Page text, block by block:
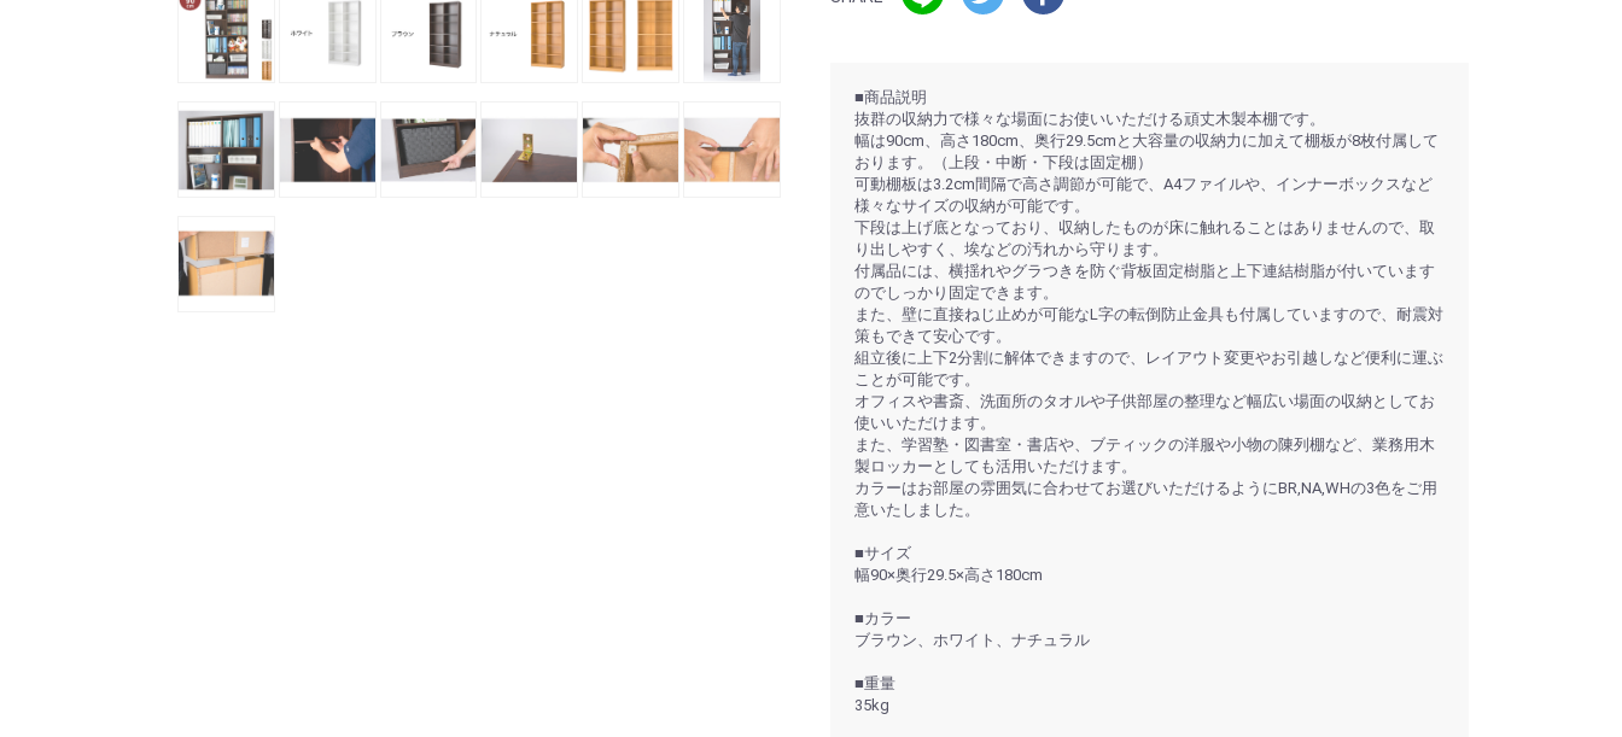
■商品説明
抜群の収納力で様々な場面にお使いいただける頑丈木製本棚です。
幅は90cm、高さ180cm、奥行29.5cmと大容量の収納力に加えて棚板が8枚付属して
おります。（上段・中断・下段は固定棚）
可動棚板は3.2cm間隔で高さ調節が可能で、A4ファイルや、インナーボックスなど
様々なサイズの収納が可能です。
下段は上げ底となっており、収納したものが床に触れることはありませんので、取
り出しやすく、埃などの汚れから守ります。
付属品には、横揺れやグラつきを防ぐ背板固定樹脂と上下連結樹脂が付いています
のでしっかり固定できます。
また、壁に直接ねじ止めが可能なL字の転倒防止金具も付属していますので、耐震対
策もできて安心です。
組立後に上下2分割に解体できますので、レイアウト変更やお引越しなど便利に運ぶ
ことが可能です。
オフィスや書斎、洗面所のタオルや子供部屋の整理など幅広い場面の収納としてお
使いいただけます。
また、学習塾・図書室・書店や、ブティックの洋服や小物の陳列棚など、業務用木
製ロッカーとしても活用いただけます。
カラーはお部屋の雰囲気に合わせてお選びいただけるようにBR,NA,WHの3色をご用
意いたしました。
■サイズ
幅90×奥行29.5×高さ180cm
■カラー
ブラウン、ホワイト、ナチュラル
■重量
35kg